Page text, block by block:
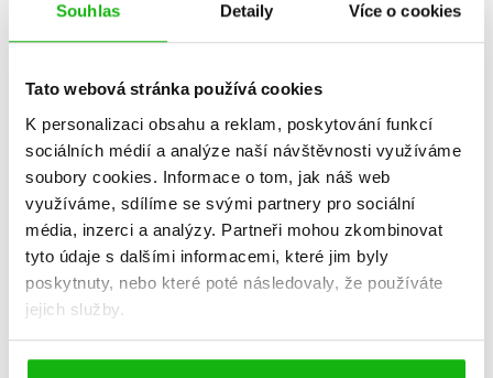
Souhlas Detaily Více o cookies
Tato webová stránka používá cookies
K personalizaci obsahu a reklam, poskytování funkcí
sociálních médií a analýze naší návštěvnosti využíváme
soubory cookies. Informace o tom, jak náš web
využíváme, sdílíme se svými partnery pro sociální
média, inzerci a analýzy. Partneři mohou zkombinovat
tyto údaje s dalšími informacemi, které jim byly
poskytnuty, nebo které poté následovaly, že používáte
jejich služby.
Tvořivá adventní knížka
plná příběhů
Giada Francia
239 Kč
Do košíku
Kouzelná Beruška a Černý
Kocour - Adventní škrabací
knížka
Kolektiv
239 Kč299 Kč
Do košíku